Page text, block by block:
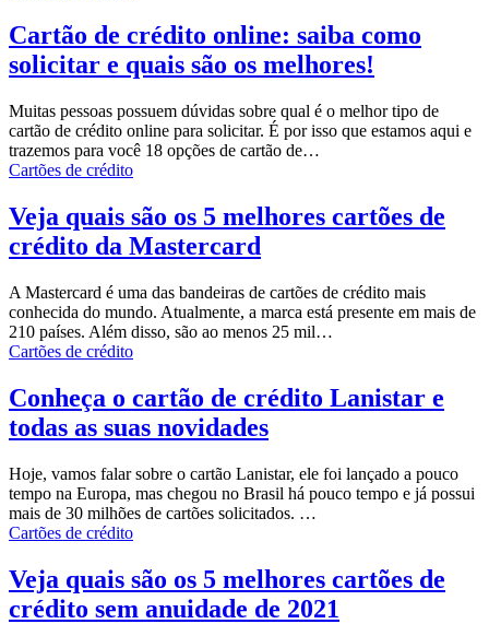
Cartão de crédito online: saiba como
solicitar e quais são os melhores!
Muitas pessoas possuem dúvidas sobre qual é o melhor tipo de
cartão de crédito online para solicitar. É por isso que estamos aqui e
trazemos para você 18 opções de cartão de…
Cartões de crédito
Veja quais são os 5 melhores cartões de
crédito da Mastercard
A Mastercard é uma das bandeiras de cartões de crédito mais
conhecida do mundo. Atualmente, a marca está presente em mais de
210 países. Além disso, são ao menos 25 mil…
Cartões de crédito
Conheça o cartão de crédito Lanistar e
todas as suas novidades
Hoje, vamos falar sobre o cartão Lanistar, ele foi lançado a pouco
tempo na Europa, mas chegou no Brasil há pouco tempo e já possui
mais de 30 milhões de cartões solicitados. …
Cartões de crédito
Veja quais são os 5 melhores cartões de
crédito sem anuidade de 2021